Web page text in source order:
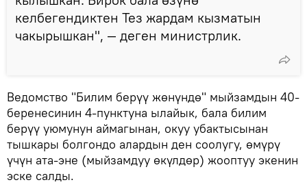
келбегендиктен Тез жардам кызматын
чакырышкан", — деген министрлик.
Ведомство "Билим берүү жөнүндө" мыйзамдын 40-
беренесинин 4-пунктуна ылайык, бала билим
берүү уюмунун аймагынан, окуу убактысынан
тышкары болгондо алардын ден соолугу, өмүрү
үчүн ата-эне (мыйзамдуу өкүлдөр) жооптуу экенин
эске салды.